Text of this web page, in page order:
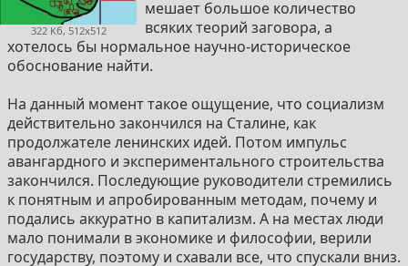
322 Кб, 512x512
мешает большое количество
всяких теорий заговора, а
хотелось бы нормальное научно-историческое
обоснование найти.
На данный момент такое ощущение, что социализм
действительно закончился на Сталине, как
продолжателе ленинских идей. Потом импульс
авангардного и экспериментального строительства
закончился. Последующие руководители стремились
к понятным и апробированным методам, почему и
подались аккуратно в капитализм. А на местах люди
мало понимали в экономике и философии, верили
государству, поэтому и схавали все, что спускали вниз.